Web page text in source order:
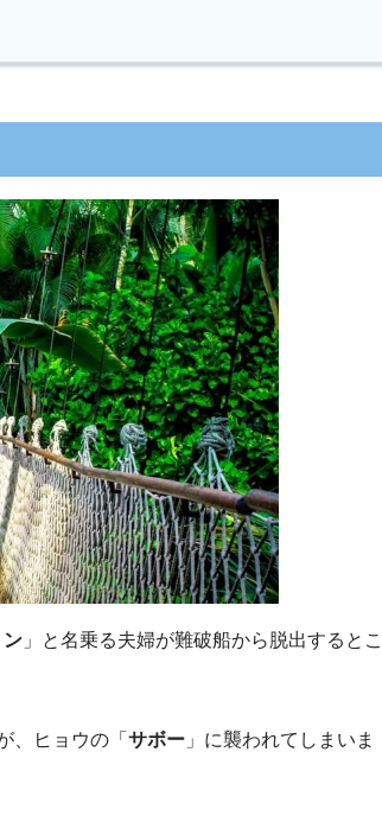
ン 」と名乗る夫婦が難破船から脱出すると
、ヒョウの「 サボー 」に襲われてしまいま